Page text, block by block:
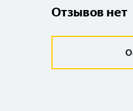
Отзывов нет